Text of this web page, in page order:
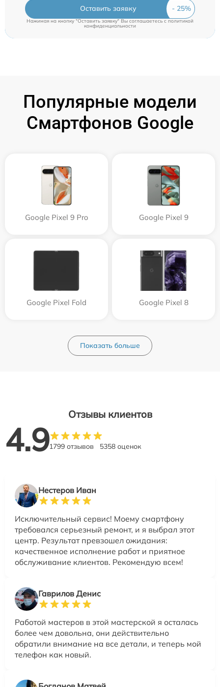
Оставить заявку
Нажимая на кнопку "Оставить заявку" Вы соглашаетесь c политикой
конфиденциальности
Популярные модели
Смартфонов Google
Google Pixel 9 Pro Google Pixel 9
Google Pixel Fold Google Pixel 8
Показать больше
Отзывы клиентов
4.91799 отзывов 5358 оценок
Нестеров Иван
Исключительный сервис! Моему смартфону
требовался серьезный ремонт, и я выбрал этот
центр. Результат превзошел ожидания:
качественное исполнение работ и приятное
обслуживание клиентов. Рекомендую всем!
Гаврилов Денис
Работой мастеров в этой мастерской я осталась
более чем довольна, они действительно
обратили внимание на все детали, и теперь мой
телефон как новый.